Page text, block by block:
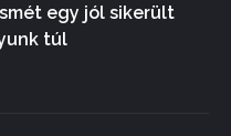
egy jól sikerült
túl